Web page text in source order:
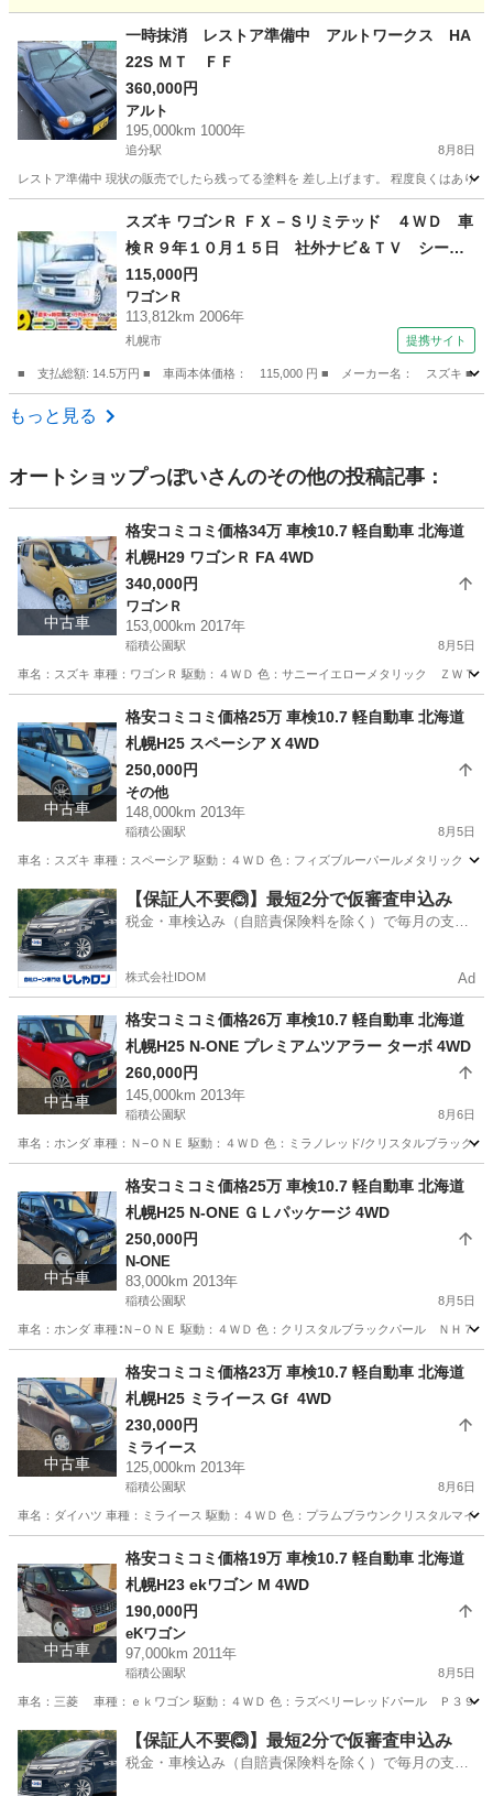
千歳駅 パレット 走行距離
一時抹消 レストア準備中 アルトワークス HA
22S ＭＴ ＦＦ
360,000円
アルト
195,000km 1000年
追分駅 8月8日
レストア準備中 現状の販売でしたら残ってる塗料を 差し上げます。 程度良くはあり
追分駅 アルト アルトワークス
スズキ ワゴンＲ ＦＸ－Ｓリミテッド ４ＷＤ 車
検Ｒ９年１０月１５日 社外ナビ＆ＴＶ シート
ヒーター キーレスキー 交換不要タイミングチ
ェーン ヘッドライトレベライザー 社外ＡＷ
修復歴無 （検9.10）
115,000円
ワゴンＲ
113,812km 2006年
札幌市 提携サイト
■ 支払総額: 14.5万円 ■ 車両本体価格： 115,000 円 ■ メーカー名： スズキ ■
北海道 札幌市
もっと見る
オートショップっぽいさんのその他の投稿記事：
中古車
格安コミコミ価格34万 車検10.7 軽自動車 北海道
札幌H29 ワゴンＲ FA 4WD
340,000円
ワゴンＲ
153,000km 2017年
稲積公園駅 8月5日
車名：スズキ 車種：ワゴンＲ 駆動：４ＷＤ 色：サニーイエローメタリック ＺＷＴ
稲積公園駅 ワゴンＲ ワゴンR
中古車
格安コミコミ価格25万 車検10.7 軽自動車 北海道
札幌H25 スペーシア X 4WD
250,000円
その他
148,000km 2013年
稲積公園駅 8月5日
車名：スズキ 車種：スペーシア 駆動：４ＷＤ 色：フィズブルーパールメタリック
北海道 札幌市 稲積公園駅 その他 スペーシア
【保証人不要🙆】最短2分で仮審査申込み
税金・車検込み（自賠責保険料を除く）で毎月の支払
株式会社IDOM Ad
中古車
格安コミコミ価格26万 車検10.7 軽自動車 北海道
札幌H25 N-ONE プレミアムツアラー ターボ 4WD
260,000円
145,000km 2013年
稲積公園駅 8月6日
車名：ホンダ 車種：Ｎ−ＯＮＥ 駆動：４ＷＤ 色：ミラノレッド/クリスタルブラック
稲積公園駅 ホンダ 預かり金
中古車
格安コミコミ価格25万 車検10.7 軽自動車 北海道
札幌H25 N-ONE ＧＬパッケージ 4WD
250,000円
N-ONE
83,000km 2013年
稲積公園駅 8月5日
車名：ホンダ 車種∶Ｎ−ＯＮＥ 駆動：４ＷＤ 色：クリスタルブラックパール ＮＨ７
稲積公園駅 N-ONE 預かり金
中古車
格安コミコミ価格23万 車検10.7 軽自動車 北海道
札幌H25 ミライース Gf 4WD
230,000円
ミライース
125,000km 2013年
稲積公園駅 8月6日
車名：ダイハツ 車種：ミライース 駆動：４ＷＤ 色：プラムブラウンクリスタルマイ
稲積公園駅 ミライース 預かり金
中古車
格安コミコミ価格19万 車検10.7 軽自動車 北海道
札幌H23 ekワゴン M 4WD
190,000円
eKワゴン
97,000km 2011年
稲積公園駅 8月5日
車名：三菱 車種：ｅｋワゴン 駆動：４ＷＤ 色：ラズベリーレッドパール Ｐ３９ グ
北海道 札幌市 稲積公園駅 eKワゴン ekワゴン
【保証人不要🙆】最短2分で仮審査申込み
税金・車検込み（自賠責保険料を除く）で毎月の支払